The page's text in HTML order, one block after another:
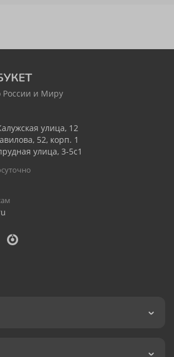
России и Миру
улица, 12
52, корп. 1
улица, 3-5с1